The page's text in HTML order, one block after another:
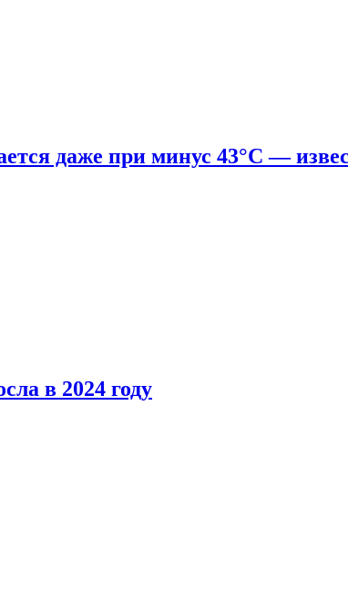
даже при минус 43°С —
в 2024 году